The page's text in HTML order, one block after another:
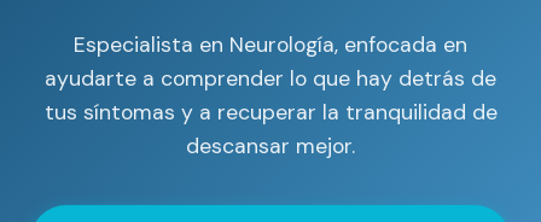
Especialista en Neurología, enfocada en
ayudarte a comprender lo que hay detrás de
tus síntomas y a recuperar la tranquilidad de
descansar mejor.